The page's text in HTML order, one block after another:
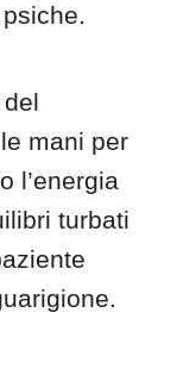
mani per
l’energia
turbati